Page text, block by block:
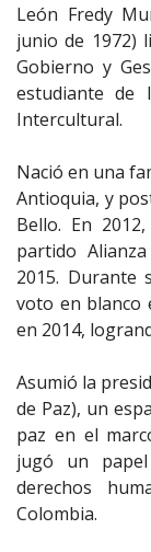
León Fredy
junio de 1972)
Gobierno y
estudiante de
Intercultural.
Nació en una
Antioquia, y
Bello. En
partido
2015. Durante
voto en blanco
en 2014,
Asumió la
de Paz), un
paz en el
jugó un
derechos
Colombia.